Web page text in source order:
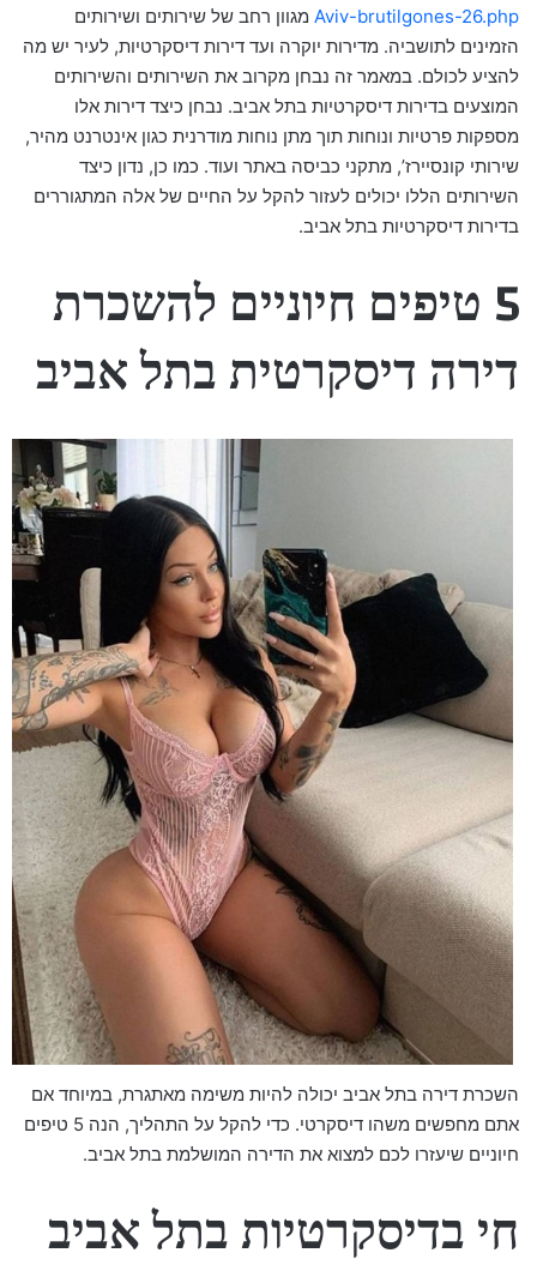
Aviv-brutilgones-26.php מגוון רחב של שירותים ושירותים
הזמינים לתושביה. מדירות יוקרה ועד דירות דיסקרטיות, לעיר יש מה
להציע לכולם. במאמר זה נבחן מקרוב את השירותים והשירותים
המוצעים בדירות דיסקרטיות בתל אביב. נבחן כיצד דירות אלו
מספקות פרטיות ונוחות תוך מתן נוחות מודרנית כגון אינטרנט מהיר,
שירותי קונסיירז’, מתקני כביסה באתר ועוד. כמו כן, נדון כיצד
השירותים הללו יכולים לעזור להקל על החיים של אלה המתגוררים
בדירות דיסקרטיות בתל אביב.
5 טיפים חיוניים להשכרת
דירה דיסקרטית בתל אביב
השכרת דירה בתל אביב יכולה להיות משימה מאתגרת, במיוחד אם
אתם מחפשים משהו דיסקרטי. כדי להקל על התהליך, הנה 5 טיפים
חיוניים שיעזרו לכם למצוא את הדירה המושלמת בתל אביב.
חי בדיסקרטיות בתל אביב